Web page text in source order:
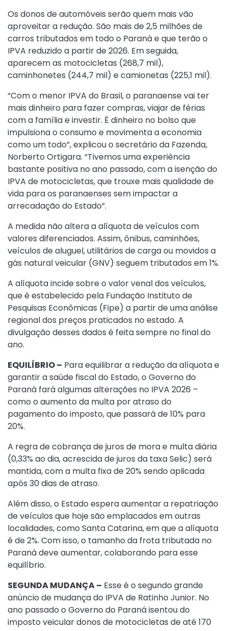
Os donos de automóveis serão quem mais vão
aproveitar a redução. São mais de 2,5 milhões de
carros tributados em todo o Paraná e que terão o
IPVA reduzido a partir de 2026. Em seguida,
aparecem as motocicletas (268,7 mil),
caminhonetes (244,7 mil) e camionetas (225,1 mil).
“Com o menor IPVA do Brasil, o paranaense vai ter
mais dinheiro para fazer compras, viajar de férias
com a família e investir. É dinheiro no bolso que
impulsiona o consumo e movimenta a economia
como um todo”, explicou o secretário da Fazenda,
Norberto Ortigara. “Tivemos uma experiência
bastante positiva no ano passado, com a isenção do
IPVA de motocicletas, que trouxe mais qualidade de
vida para os paranaenses sem impactar a
arrecadação do Estado”.
A medida não altera a alíquota de veículos com
valores diferenciados. Assim, ônibus, caminhões,
veículos de aluguel, utilitários de carga ou movidos a
gás natural veicular (GNV) seguem tributados em 1%.
A alíquota incide sobre o valor venal dos veículos,
que é estabelecido pela Fundação Instituto de
Pesquisas Econômicas (Fipe) a partir de uma análise
regional dos preços praticados no estado. A
divulgação desses dados é feita sempre no final do
ano.
EQUILÍBRIO – Para equilibrar a redução da alíquota e
garantir a saúde fiscal do Estado, o Governo do
Paraná fará algumas alterações no IPVA 2026 –
como o aumento da multa por atraso do
pagamento do imposto, que passará de 10% para
20%.
A regra de cobrança de juros de mora e multa diária
(0,33% ao dia, acrescida de juros da taxa Selic) será
mantida, com a multa fixa de 20% sendo aplicada
após 30 dias de atraso.
Além disso, o Estado espera aumentar a repatriação
de veículos que hoje são emplacados em outras
localidades, como Santa Catarina, em que a alíquota
é de 2%. Com isso, o tamanho da frota tributada no
Paraná deve aumentar, colaborando para esse
equilíbrio.
SEGUNDA MUDANÇA – Esse é o segundo grande
anúncio de mudança do IPVA de Ratinho Junior. No
ano passado o Governo do Paraná isentou do
imposto veicular donos de motocicletas de até 170